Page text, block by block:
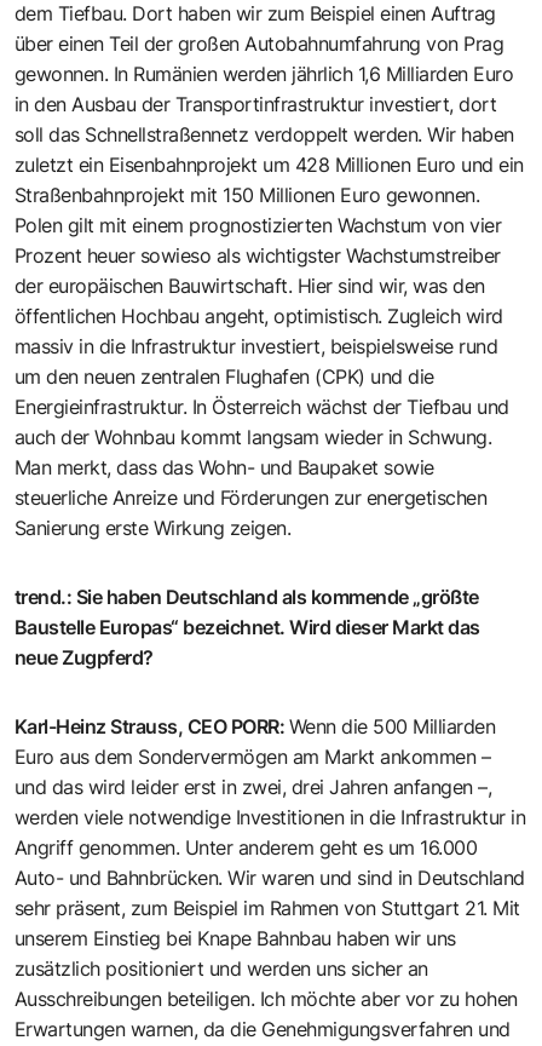
dem Tiefbau. Dort haben wir zum Beispiel einen Auftrag
über einen Teil der großen Autobahnumfahrung von Prag
gewonnen. In Rumänien werden jährlich 1,6 Milliarden Euro
in den Ausbau der Transportinfrastruktur investiert, dort
soll das Schnellstraßennetz verdoppelt werden. Wir haben
zuletzt ein Eisenbahnprojekt um 428 Millionen Euro und ein
Straßenbahnprojekt mit 150 Millionen Euro gewonnen.
Polen gilt mit einem prognostizierten Wachstum von vier
Prozent heuer sowieso als wichtigster Wachstumstreiber
der europäischen Bauwirtschaft. Hier sind wir, was den
öffentlichen Hochbau angeht, optimistisch. Zugleich wird
massiv in die Infrastruktur investiert, beispielsweise rund
um den neuen zentralen Flughafen (CPK) und die
Energieinfrastruktur. In Österreich wächst der Tiefbau und
auch der Wohnbau kommt langsam wieder in Schwung.
Man merkt, dass das Wohn- und Baupaket sowie
steuerliche Anreize und Förderungen zur energetischen
Sanierung erste Wirkung zeigen.
trend.: Sie haben Deutschland als kommende „größte
Baustelle Europas“ bezeichnet. Wird dieser Markt das
neue Zugpferd?
Karl-Heinz Strauss, CEO PORR: Wenn die 500 Milliarden
Euro aus dem Sondervermögen am Markt ankommen –
und das wird leider erst in zwei, drei Jahren anfangen –,
werden viele notwendige Investitionen in die Infrastruktur in
Angriff genommen. Unter anderem geht es um 16.000
Auto- und Bahnbrücken. Wir waren und sind in Deutschland
sehr präsent, zum Beispiel im Rahmen von Stuttgart 21. Mit
unserem Einstieg bei Knape Bahnbau haben wir uns
zusätzlich positioniert und werden uns sicher an
Ausschreibungen beteiligen. Ich möchte aber vor zu hohen
Erwartungen warnen, da die Genehmigungsverfahren und